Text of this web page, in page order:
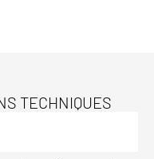
TECHNIQUES